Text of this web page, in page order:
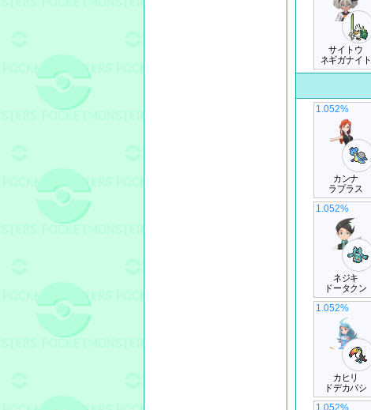
サイトウ
ネギガナイト
カンナ
ラプラス
1.052%
ネジキ
ドータクン
1.052%
カヒリ
ドデカバシ
1.052%
1.052%